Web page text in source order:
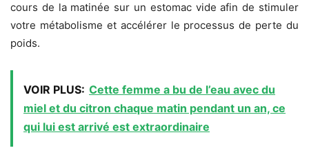
cours de la matinée sur un estomac vide afin de stimuler
votre métabolisme et accélérer le processus de perte du
poids.
VOIR PLUS: Cette femme a bu de l’eau avec du
miel et du citron chaque matin pendant un an, ce
qui lui est arrivé est extraordinaire